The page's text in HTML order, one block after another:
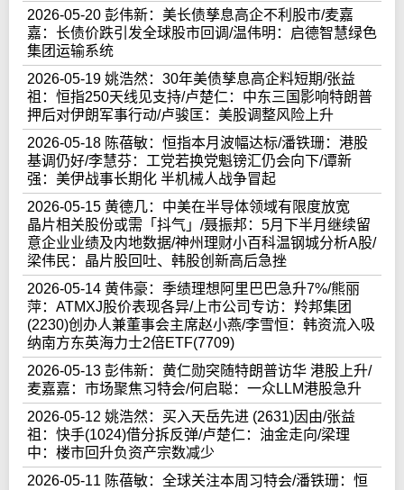
2026-05-20 彭伟新：美长债孳息高企不利股市/麦嘉
嘉：长债价跌引发全球股市回调/温伟明：启德智慧绿色
集团运输系统
2026-05-19 姚浩然：30年美债孳息高企料短期/张益
祖：恒指250天线见支持/卢楚仁：中东三国影响特朗普
押后对伊朗军事行动/卢骏匡：美股调整风险上升
2026-05-18 陈蓓敏：恒指本月波幅达标/潘铁珊：港股
基调仍好/李慧芬：工党若换党魁镑汇仍会向下/谭新
强：美伊战事长期化 半机械人战争冒起
2026-05-15 黄德几：中美在半导体领域有限度放宽
晶片相关股份或需「抖气」/聂振邦：5月下半月继续留
意企业业绩及内地数据/神州理财小百科温钢城分析A股/
梁伟民：晶片股回吐、韩股创新高后急挫
2026-05-14 黄伟豪：季绩理想阿里巴巴急升7%/熊丽
萍：ATMXJ股价表现各异/上市公司专访：羚邦集团
(2230)创办人兼董事会主席赵小燕/李雪恒：韩资流入吸
纳南方东英海力士2倍ETF(7709)
2026-05-13 彭伟新：黄仁勋突随特朗普访华 港股上升/
麦嘉嘉：市场聚焦习特会/何启聪：一众LLM港股急升
2026-05-12 姚浩然：买入天岳先进 (2631)因由/张益
祖：快手(1024)借分拆反弹/卢楚仁：油金走向/梁理
中：楼市回升负资产宗数减少
2026-05-11 陈蓓敏：全球关注本周习特会/潘铁珊：恒